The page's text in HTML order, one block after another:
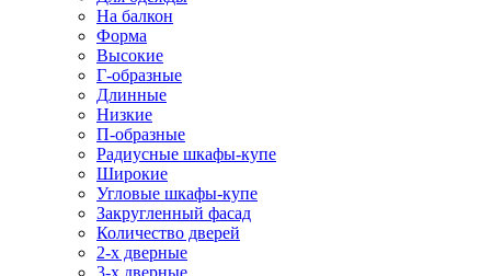
На балкон
Форма
Высокие
Г-образные
Длинные
Низкие
П-образные
Радиусные шкафы-купе
Широкие
Угловые шкафы-купе
Закругленный фасад
Количество дверей
2-х дверные
3-х дверные